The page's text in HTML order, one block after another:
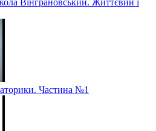
Частина №1